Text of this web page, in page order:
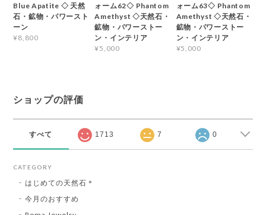
Blue Apatite ◇ 天然
石・鉱物・パワースト
ーン
¥8,800
ォーム62◇ Phantom
Amethyst ◇天然石・
鉱物・パワーストー
ン・インテリア
¥5,000
ォーム63◇ Phantom
Amethyst ◇天然石・
鉱物・パワーストー
ン・インテリア
¥5,000
ショップの評価
すべて 1713 7 0
CATEGORY
はじめての天然石＊
今月のおすすめ